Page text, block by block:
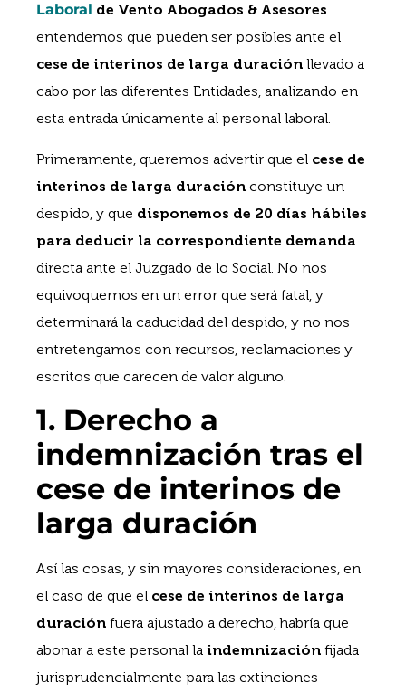
Laboral de Vento Abogados & Asesores
entendemos que pueden ser posibles ante el
cese de interinos de larga duración llevado a
cabo por las diferentes Entidades, analizando en
esta entrada únicamente al personal laboral.
Primeramente, queremos advertir que el cese de
interinos de larga duración constituye un
despido, y que disponemos de 20 días hábiles
para deducir la correspondiente demanda
directa ante el Juzgado de lo Social. No nos
equivoquemos en un error que será fatal, y
determinará la caducidad del despido, y no nos
entretengamos con recursos, reclamaciones y
escritos que carecen de valor alguno.
1. Derecho a
indemnización tras el
cese de interinos de
larga duración
Así las cosas, y sin mayores consideraciones, en
el caso de que el cese de interinos de larga
duración fuera ajustado a derecho, habría que
abonar a este personal la indemnización fijada
jurisprudencialmente para las extinciones